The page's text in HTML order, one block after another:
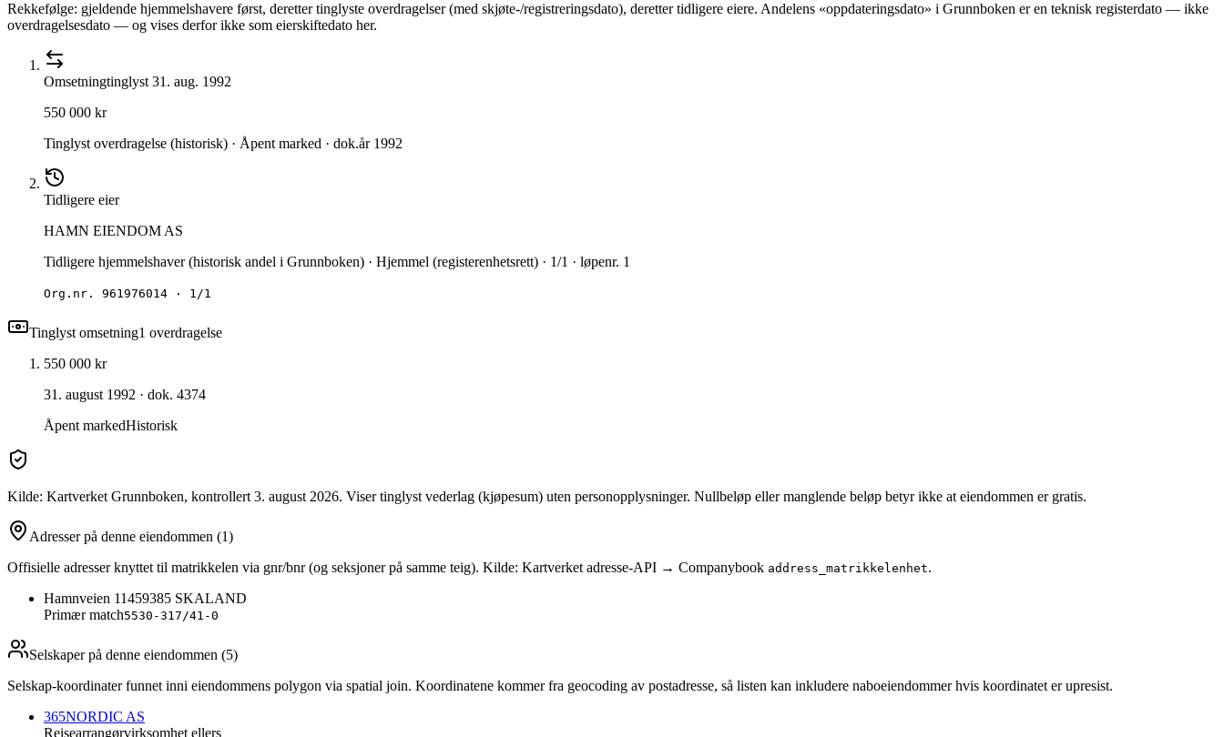
Rekkefølge: gjeldende hjemmelshavere først, deretter tinglyste overdragelser (med skjøte-/registreringsdato), deretter tidligere eiere. Andelens «oppdateringsdato» i Grunnboken er en teknisk registerdato — ikke
overdragelsesdato — og vises derfor ikke som eierskiftedato her.
Omsetningtinglyst 31. aug. 1992
550 000 kr
Tinglyst overdragelse (historisk) · Åpent marked · dok.år 1992
Tidligere eier
HAMN EIENDOM AS
Tidligere hjemmelshaver (historisk andel i Grunnboken) · Hjemmel (registerenhetsrett) · 1/1 · løpenr. 1
Org.nr. 961976014 · 1/1
Tinglyst omsetning1 overdragelse
550 000 kr
31. august 1992 · dok. 4374
Åpent markedHistorisk
Kilde: Kartverket Grunnboken, kontrollert 3. august 2026. Viser tinglyst vederlag (kjøpesum) uten personopplysninger. Nullbeløp eller manglende beløp betyr ikke at eiendommen er gratis.
Adresser på denne eiendommen (1)
Offisielle adresser knyttet til matrikkelen via gnr/bnr (og seksjoner på samme teig). Kilde: Kartverket adresse-API → Companybook address_matrikkelenhet.
Hamnveien 11459385 SKALAND
Primær match5530-317/41-0
Selskaper på denne eiendommen (5)
Selskap-koordinater funnet inni eiendommens polygon via spatial join. Koordinatene kommer fra geocoding av postadresse, så listen kan inkludere naboeiendommer hvis koordinatet er upresist.
365NORDIC AS
Reisearrangørvirksomhet ellers